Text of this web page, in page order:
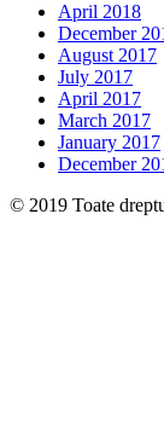
April 2018
December
August 2017
July 2017
April 2017
March 2017
January 2017
December
© 2019 Toate